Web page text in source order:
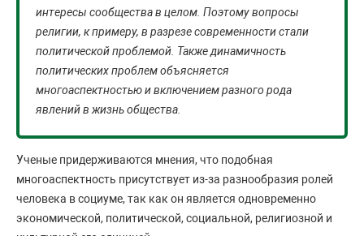
интересы сообщества в целом. Поэтому вопросы
религии, к примеру, в разрезе современности стали
политической проблемой. Также динамичность
политических проблем объясняется
многоаспектностью и включением разного рода
явлений в жизнь общества.
Ученые придерживаются мнения, что подобная
многоаспектность присутствует из-за разнообразия ролей
человека в социуме, так как он является одновременно
экономической, политической, социальной, религиозной и